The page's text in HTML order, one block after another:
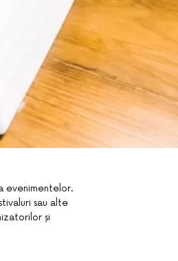
evenimentelor.
sau alte
și